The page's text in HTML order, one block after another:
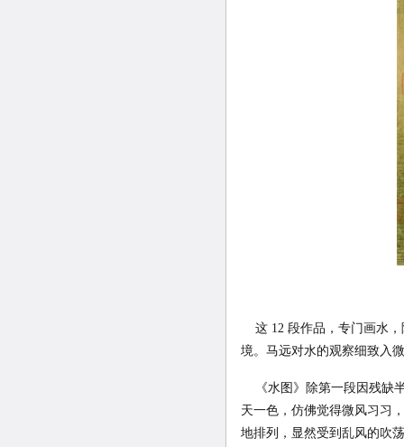
这 12 段作品，专门画水，
境。马远对水的观察细致入
《水图》除第一段因残缺
天一色，仿佛觉得微风习习
地排列，显然受到乱风的吹